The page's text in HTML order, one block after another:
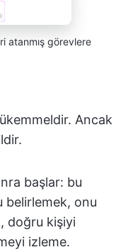
atanmış görevlere
Ancak
başlar: bu
belirlemek, onu
doğru kişiyi
izleme.